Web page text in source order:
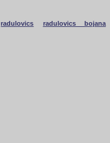
radulovics
radulovics bojana